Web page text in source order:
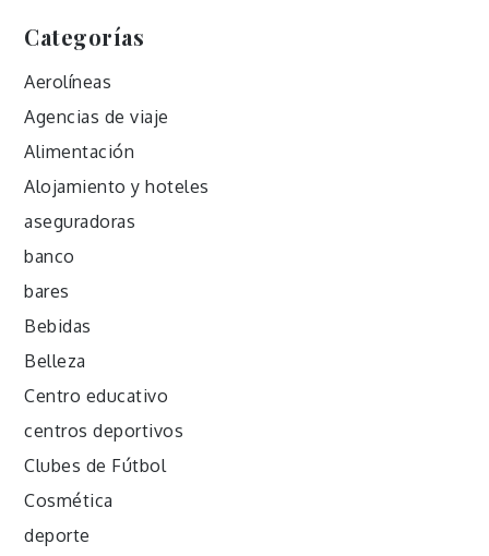
Categorías
Aerolíneas
Agencias de viaje
Alimentación
Alojamiento y hoteles
aseguradoras
banco
bares
Bebidas
Belleza
Centro educativo
centros deportivos
Clubes de Fútbol
Cosmética
deporte